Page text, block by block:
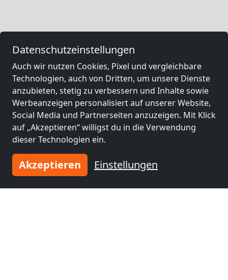
Datenschutzeinstellungen
Auch wir nutzen Cookies, Pixel und vergleichbare
Technologien, auch von Dritten, um unsere Dienste
anzubieten, stetig zu verbessern und Inhalte sowie
Werbeanzeigen personalisiert auf unserer Website,
Social Media und Partnerseiten anzuzeigen. Mit Klick
auf „Akzeptieren“ willigst du in die Verwendung
dieser Technologien ein.
Akzeptieren Einstellungen